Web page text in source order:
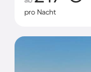
pro Nacht